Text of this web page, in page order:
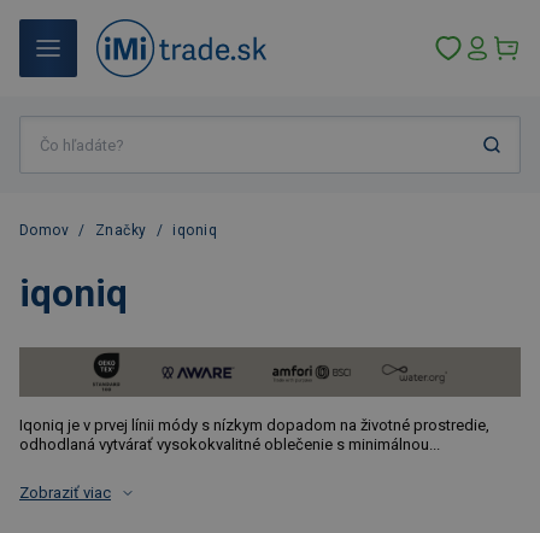
Domov / Značky / iqoniq
iqoniq
Iqoniq je v prvej línii módy s nízkym dopadom na životné prostredie,
odhodlaná vytvárať vysokokvalitné oblečenie s minimálnou...
Zobraziť viac